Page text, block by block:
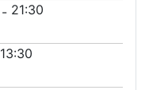
- 21:30
13:30